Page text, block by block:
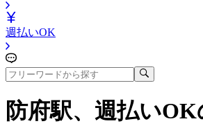
週払いOK
防府駅、週払いOK